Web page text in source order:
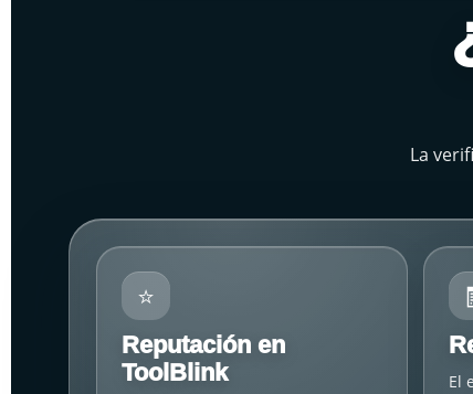
La
⭐
Reputación en
ToolBlink
El